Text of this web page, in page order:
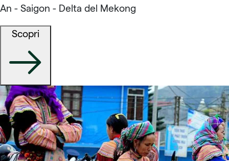
An - Saigon - Delta del Mekong
Scopri